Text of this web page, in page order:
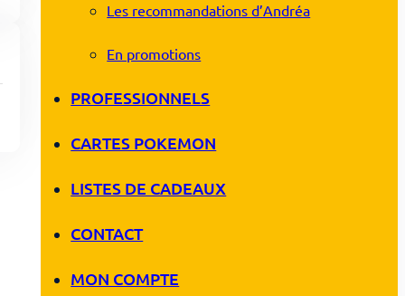
Les recommandations d’Andréa
En promotions
PROFESSIONNELS
CARTES POKEMON
LISTES DE CADEAUX
CONTACT
MON COMPTE